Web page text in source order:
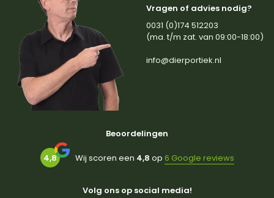
Vragen of advies nodig?
0031 (0)174 512203
(ma. t/m zat. van 09:00-18:00)
info@dierportiek.nl
Beoordelingen
4,8 Wij scoren een 4,8 op 6 Google reviews
Volg ons op social media!